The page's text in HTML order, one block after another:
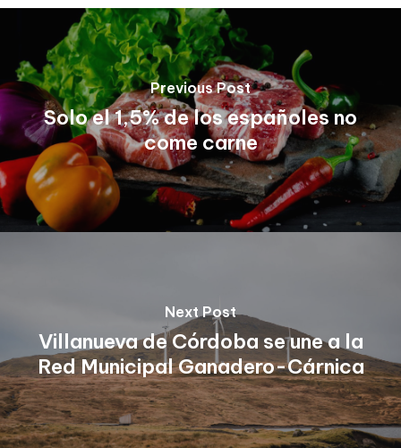
Previous Post
Solo el 1,5% de los españoles no
come carne
Next Post
Villanueva de Córdoba se une a la
Red Municipal Ganadero-Cárnica